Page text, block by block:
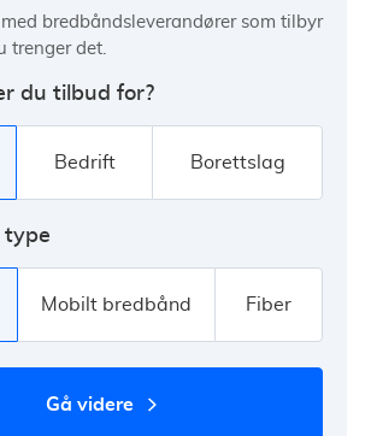
bredbåndsleverandører som tilbyr
trenger det.
du tilbud for?
Bedrift Borettslag
type
Mobilt bredbånd Fiber
gå videre